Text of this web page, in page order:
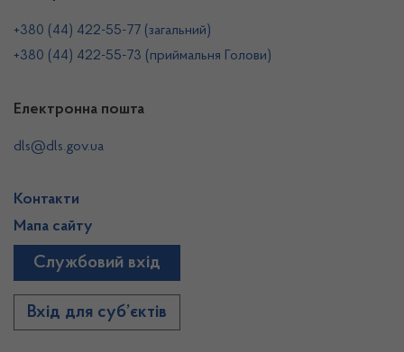
+380 (44) 422-55-77 (загальний)
+380 (44) 422-55-73 (приймальня Голови)
Електронна пошта
dls@dls.gov.ua
Контакти
Мапа сайту
Службовий вхід
Вхід для суб’єктів